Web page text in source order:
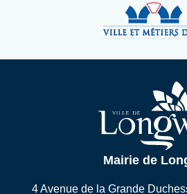
Mairie de
4 Avenue de la Grande